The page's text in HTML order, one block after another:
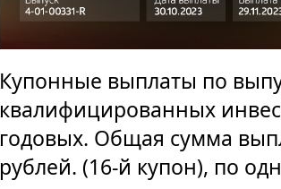
Купонные выплаты по
квалифицированных
годовых. Общая сумма
рублей. (16-й купон), по